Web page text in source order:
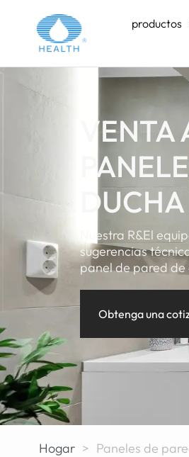
productos
Nuestra R&El
sugerencias
panel de pared de
Obtenga una
Hogar > Paneles de